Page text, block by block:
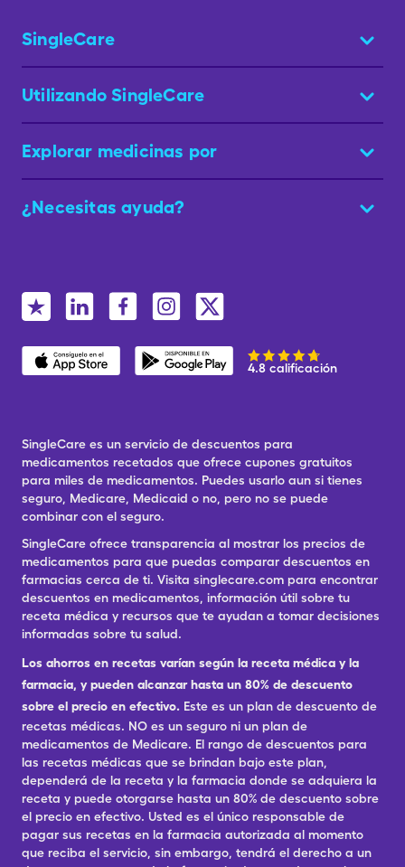
SingleCare
Utilizando SingleCare
Explorar medicinas por
¿Necesitas ayuda?
4.8 calificación
SingleCare es un servicio de descuentos para
medicamentos recetados que ofrece cupones gratuitos
para miles de medicamentos. Puedes usarlo aun si tienes
seguro, Medicare, Medicaid o no, pero no se puede
combinar con el seguro.
SingleCare ofrece transparencia al mostrar los precios de
medicamentos para que puedas comparar descuentos en
farmacias cerca de ti. Visita singlecare.com para encontrar
descuentos en medicamentos, información útil sobre tu
receta médica y recursos que te ayudan a tomar decisiones
informadas sobre tu salud.
Los ahorros en recetas varían según la receta médica y la
farmacia, y pueden alcanzar hasta un 80% de descuento
sobre el precio en efectivo. Este es un plan de descuento de
recetas médicas. NO es un seguro ni un plan de
medicamentos de Medicare. El rango de descuentos para
las recetas médicas que se brindan bajo este plan,
dependerá de la receta y la farmacia donde se adquiera la
receta y puede otorgarse hasta un 80% de descuento sobre
el precio en efectivo. Usted es el único responsable de
pagar sus recetas en la farmacia autorizada al momento
que reciba el servicio, sin embargo, tendrá el derecho a un